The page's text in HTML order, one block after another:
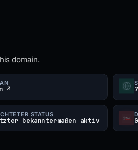
domain.
↗
STATUS
bekanntermaßen aktiv